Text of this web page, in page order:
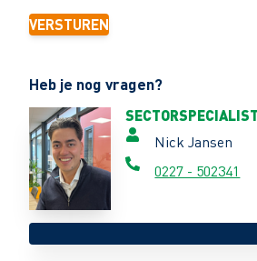
VERSTUREN
Heb je nog vragen?
SECTORSPECIALIST
Nick Jansen
0227 - 502341